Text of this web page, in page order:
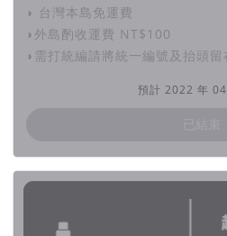
有機甜橙精油，使衣服更柔軟，同
清香。
不會造成室內空氣汙染，不刺激皮
搖籃到搖籃〔生物循環〕・
◗ 台灣本島免運費
◗外島酌收運費 NT$100
◗需打統編請將統一編號及抬頭留
預計 2022 年